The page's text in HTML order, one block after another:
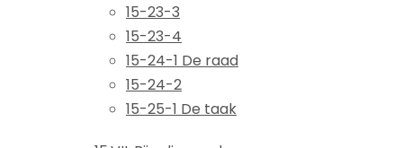
15-23-3
15-23-4
15-24-1 De raad
15-24-2
15-25-1 De taak